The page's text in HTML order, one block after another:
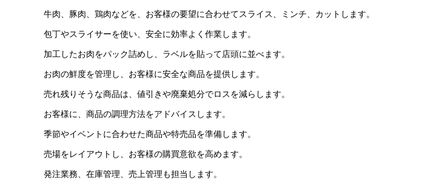
牛肉、豚肉、鶏肉などを、お客様の要望に合わせてスライス、ミンチ、カットします。
包丁やスライサーを使い、安全に効率よく作業します。
加工したお肉をパック詰めし、ラベルを貼って店頭に並べます。
お肉の鮮度を管理し、お客様に安全な商品を提供します。
売れ残りそうな商品は、値引きや廃棄処分でロスを減らします。
お客様に、商品の調理方法をアドバイスします。
季節やイベントに合わせた商品や特売品を準備します。
売場をレイアウトし、お客様の購買意欲を高めます。
発注業務、在庫管理、売上管理も担当します。